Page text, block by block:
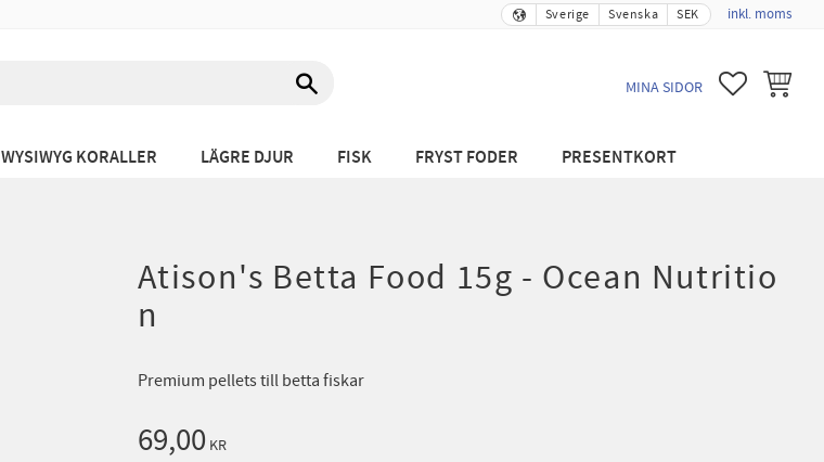
Sverige Svenska SEK inkl. moms
MINA SIDOR FAVORITER
WYSIWYG KORALLER LÄGRE DJUR FISK FRYST FODER PRESENTKORT
Atison's Betta Food 15g - Ocean Nutritio
n
Premium pellets till betta fiskar
69,00KR